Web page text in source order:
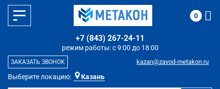
Выберите локацию: Казань
режим работы: с 9:00 до 18:00
+7 (843) 267-24-11
kazan@zavod-metakon.ru
ЗАКАЗАТЬ ЗВОНОК
0